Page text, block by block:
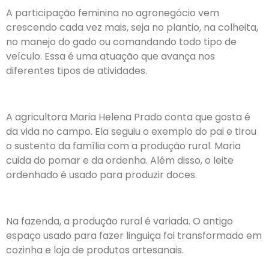
A participação feminina no agronegócio vem
crescendo cada vez mais, seja no plantio, na colheita,
no manejo do gado ou comandando todo tipo de
veículo. Essa é uma atuação que avança nos
diferentes tipos de atividades.
A agricultora Maria Helena Prado conta que gosta é
da vida no campo. Ela seguiu o exemplo do pai e tirou
o sustento da família com a produção rural. Maria
cuida do pomar e da ordenha. Além disso, o leite
ordenhado é usado para produzir doces.
Na fazenda, a produção rural é variada. O antigo
espaço usado para fazer linguiça foi transformado em
cozinha e loja de produtos artesanais.